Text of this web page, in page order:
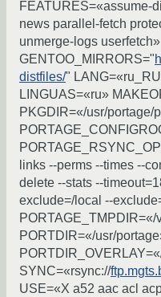
FEATURES=«assume-
news parallel-fetch
unmerge-logs userfetch»
GENTOO_MIRRORS="
distfiles/"
LINGUAS=«ru»
PKGDIR=«/usr/portage/
links --perms --times --
delete --stats --
exclude=/local --
PORTAGE_TMPDIR=«/
PORTDIR=«/usr/
SYNC=«rsync://
USE=«X a52 aac acl